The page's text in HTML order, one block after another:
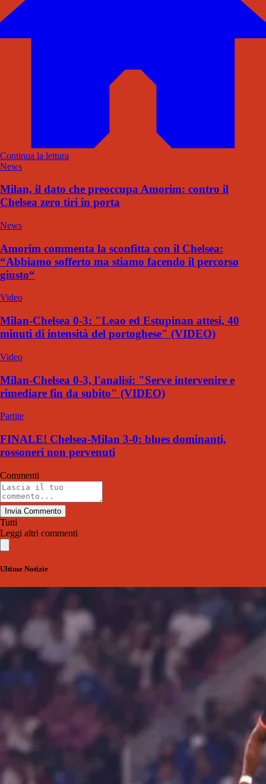
Continua la lettura
News
Milan, il dato che preoccupa Amorim: contro il
Chelsea zero tiri in porta
News
Amorim commenta la sconfitta con il Chelsea:
“Abbiamo sofferto ma stiamo facendo il percorso
giusto“
Video
Milan-Chelsea 0-3: "Leao ed Estupinan attesi, 40
minuti di intensità del portoghese" (VIDEO)
Video
Milan-Chelsea 0-3, l'analisi: "Serve intervenire e
rimediare fin da subito" (VIDEO)
Partite
FINALE! Chelsea-Milan 3-0: blues dominanti,
rossoneri non pervenuti
Commenti
Invia Commento
Tutti
Leggi altri commenti
Ultime Notizie